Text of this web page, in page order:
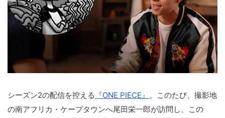
シーズン2の配信を控える 『ONE PIECE』 。このたび、撮影地
の南アフリカ・ケープタウンへ尾田栄一郎が訪問し、この